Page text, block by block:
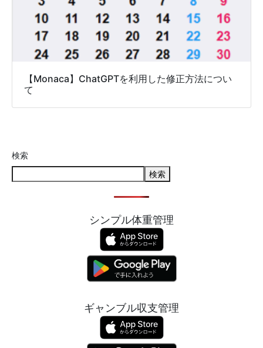
【Monaca】ChatGPTを利用した修正方法につい
て
検索
検索
シンプル体重管理
ギャンブル収支管理